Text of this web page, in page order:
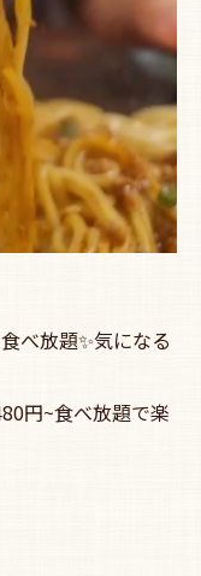
べ放題✨気になる
円~食べ放題で楽